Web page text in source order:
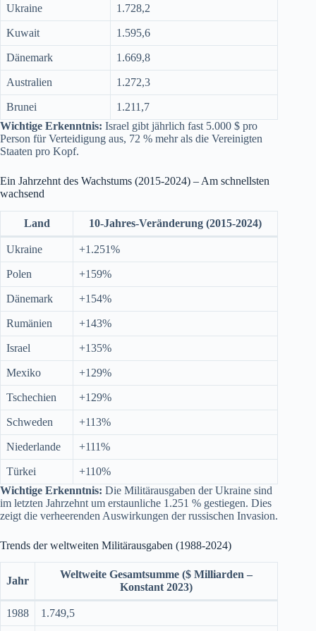
Ukraine 1.728,2
Kuwait 1.595,6
Dänemark 1.669,8
Australien 1.272,3
Brunei
1.211,7
Wichtige Erkenntnis: Israel gibt jährlich fast 5.000 $ pro
Person für Verteidigung aus, 72 % mehr als die Vereinigten
Staaten pro Kopf.
Ein Jahrzehnt des Wachstums (2015-2024) – Am schnellsten
wachsend
Land 10-Jahres-Veränderung (2015-2024)
Ukraine +1.251%
Polen +159%
Dänemark +154%
Rumänien +143%
Israel +135%
Mexiko +129%
Tschechien +129%
Schweden +113%
Niederlande +111%
Türkei
+110%
Wichtige Erkenntnis: Die Militärausgaben der Ukraine sind
im letzten Jahrzehnt um erstaunliche 1.251 % gestiegen. Dies
zeigt die verheerenden Auswirkungen der russischen Invasion.
Trends der weltweiten Militärausgaben (1988-2024)
Jahr
Weltweite Gesamtsumme ($ Milliarden –
Konstant 2023)
1988 1.749,5